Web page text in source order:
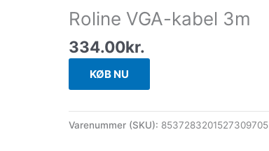
Roline VGA-kabel 3m
334.00kr.
KØB NU
Varenummer (SKU): 8537283201527309705